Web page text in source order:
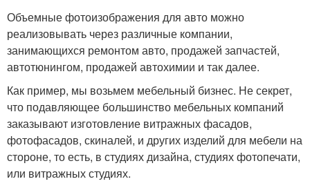
Объемные фотоизображения для авто можно
реализовывать через различные компании,
занимающихся ремонтом авто, продажей запчастей,
автотюнингом, продажей автохимии и так далее.
Как пример, мы возьмем мебельный бизнес. Не секрет,
что подавляющее большинство мебельных компаний
заказывают изготовление витражных фасадов,
фотофасадов, скиналей, и других изделий для мебели на
стороне, то есть, в студиях дизайна, студиях фотопечати,
или витражных студиях.